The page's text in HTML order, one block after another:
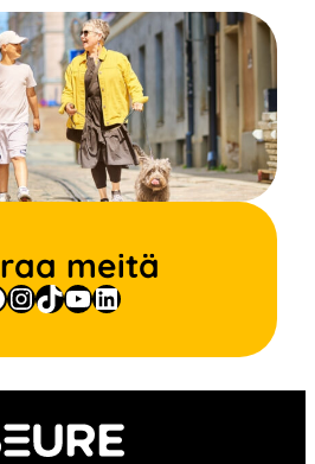
meitä
Instagram
TikTok
YouTube
LinkedIn